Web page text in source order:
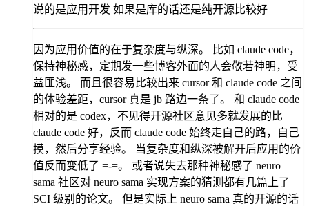
说的是应用开发 如果是库的话还是纯开源比较好
因为应用价值的在于复杂度与纵深。 比如 claude code，
保持神秘感，定期发一些博客外面的人会敬若神明，受
益匪浅。 而且很容易比较出来 cursor 和 claude code 之间
的体验差距，cursor 真是 jb 路边一条了。 和 claude code
相对的是 codex，不见得开源社区意见多就发展的比
claude code 好，反而 claude code 始终走自己的路，自己
摸，然后分享经验。 当复杂度和纵深被解开后应用的价
值反而变低了 =-=。 或者说失去那种神秘感了 neuro
sama 社区对 neuro sama 实现方案的猜测都有几篇上了
SCI 级别的论文。 但是实际上 neuro sama 真的开源的话